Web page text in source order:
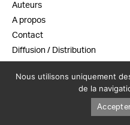
Auteurs
A propos
Contact
Diffusion / Distribution
Mentions légales
Nous utilisons uniquement
de la